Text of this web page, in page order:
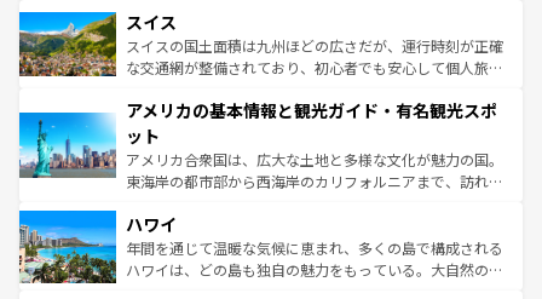
を参照してほしい。
は、お酒好きな人にはぜひ体験してほしい。 なお、新着の
ドイツ情報はコンテンツ一覧を参照してほしい。
リアごとに異なる魅力がある。また、優雅なアフタヌーン
ティー、ビール好きにはたまらない英国パブ、サッカー観
戦など、本場だからこそできる体験も豊富。イギリスを旅
ンツ一覧を参照してほしい。
スイス
スイスの国土面積は九州ほどの広さだが、運行時刻が正確
な交通網が整備されており、初心者でも安心して個人旅行
の建物がそのまま残る町や、スイスならではのユニークな
博物館もあり、アルプス観光だけでなく町歩きも満喫する
ことができる。国民の所得が高いため物価も高いが、旅行
者向けの交通パス提供のサービスもあり、うまく活用すれ
着のスイス情報は
アメリカの基本情報と観光ガイド・有名観光スポ
ット
アメリカ合衆国は、広大な土地と多様な文化が魅力の国。
東海岸の都市部から西海岸のカリフォルニアまで、訪れる
のような巨大都市は、観光、ショッピング、エンターテイ
ンメントが詰まった刺激的なスポットだ。一方、アメリカ
西部には大自然が広がり、グランドキャニオンやイエロー
ハワイ
年間を通じて温暖な気候に恵まれ、多くの島で構成される
ハワイは、どの島も独自の魅力をもっている。大自然の神